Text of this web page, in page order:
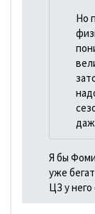
Но
Я бы
уже
ЦЗ у него